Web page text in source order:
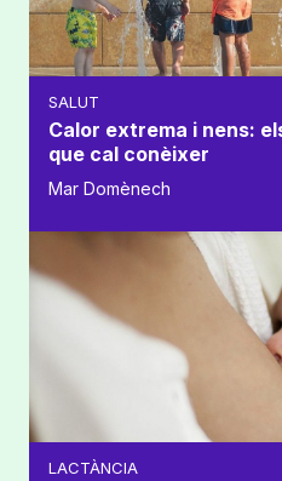
SALUT
Calor extrema i nens:
que cal conèixer
Mar Domènech
LACTÀNCIA